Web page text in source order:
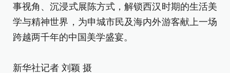
事视角、沉浸式展陈方式，解锁西汉时期的生活美
学与精神世界，为申城市民及海内外游客献上一场
跨越两千年的中国美学盛宴。
新华社记者 刘颖 摄